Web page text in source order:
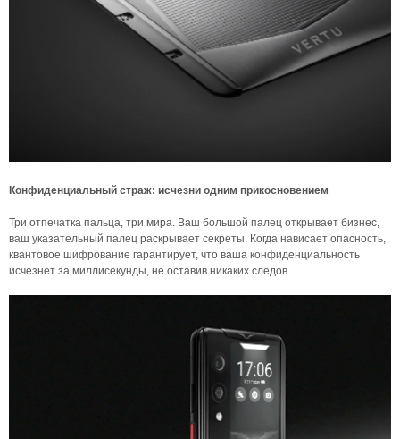
Конфиденциальный страж: исчезни одним прикосновением
Три отпечатка пальца, три мира. Ваш большой палец открывает бизнес,
ваш указательный палец раскрывает секреты. Когда нависает опасность,
квантовое шифрование гарантирует, что ваша конфиденциальность
исчезнет за миллисекунды, не оставив никаких следов